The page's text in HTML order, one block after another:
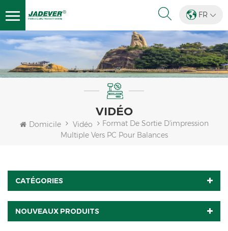
FR
VIDÉO
Domicile Vidéo
Format De Sortie D'impression
Multiple Vers PC Pour Balances
CATÉGORIES
NOUVEAUX PRODUITS